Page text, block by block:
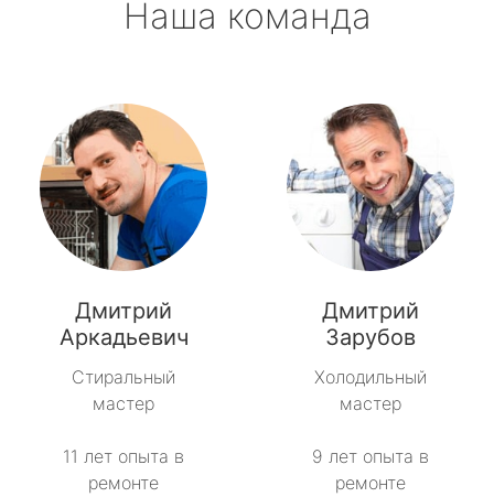
Наша команда
Дмитрий
Аркадьевич
Стиральный
мастер
11 лет опыта в
ремонте
Дмитрий
Зарубов
Холодильный
мастер
9 лет опыта в
ремонте